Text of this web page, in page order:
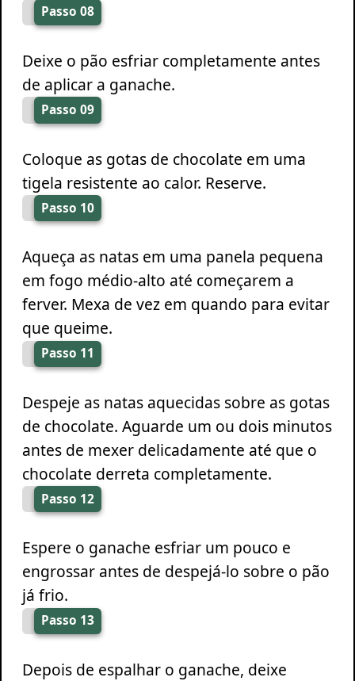
Passo 08
Deixe o pão esfriar completamente antes
de aplicar a ganache.
Passo 09
Coloque as gotas de chocolate em uma
tigela resistente ao calor. Reserve.
Passo 10
Aqueça as natas em uma panela pequena
em fogo médio-alto até começarem a
ferver. Mexa de vez em quando para evitar
que queime.
Passo 11
Despeje as natas aquecidas sobre as gotas
de chocolate. Aguarde um ou dois minutos
antes de mexer delicadamente até que o
chocolate derreta completamente.
Passo 12
Espere o ganache esfriar um pouco e
engrossar antes de despejá-lo sobre o pão
já frio.
Passo 13
Depois de espalhar o ganache, deixe